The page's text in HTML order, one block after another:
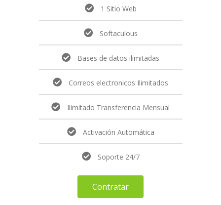
1 Sitio Web
Softaculous
Bases de datos ilimitadas
Correos electronicos Ilimitados
Ilimitado Transferencia Mensual
Activación Automática
Soporte 24/7
Contratar